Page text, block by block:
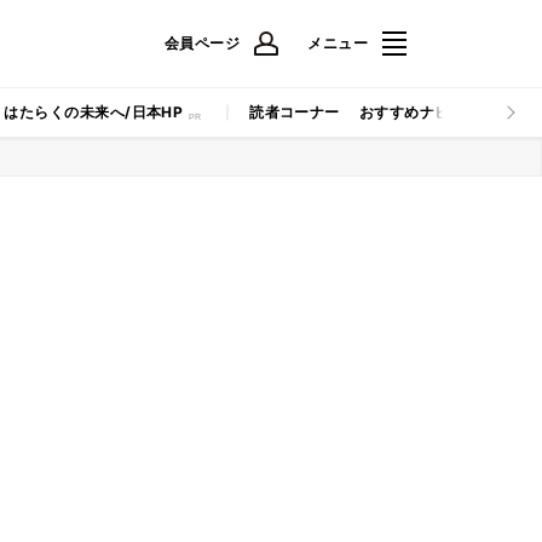
会員ページ メニュー
はたらくの未来へ/日本HP 読者コーナー おすすめナビ マイナビ